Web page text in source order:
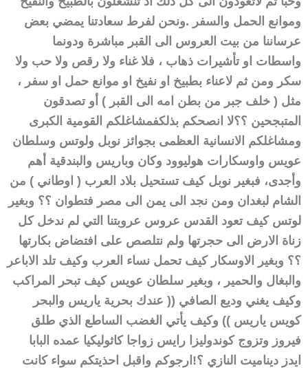
وموانع الحمل والسفر .ونحن لفرط سعادتنا يمضي بعض
عرساننا من بيت العروس الى القبر مباشرة ودونما
واسطات او تأشيرات ذهاب ، فلا غناء ولا رقص ولا حب ولا
سكر ومن ثم لاعناء بطبيخ او نفيخ او موانع حمل او سفر ،
مثل ( خلف جبر من بطن امه الى القبر ) أو تصدقون
المتبجحين ؟؟لا انصحكم بذلكفمشاغلكم القومية الكبرى
ومشاغلكم الانسانية العظمى بجوائز نوبل ولوتس وسلطان
عويس واوسكارات هوليوود وكان وباريس والبندقية أهم
وأجدى، فبغير نوبل كيف تستحيل بلاد العرب ( اوطاني ) من
الشام لبغدان ومن نجد الى يمن الى مصر فتطوان ؟؟ وبغير
لوتس كيف تعود القدس عروس عروبتنا التي لم ندخل كل
زناة الارض الى حجرتها ولم نتلصص على افتضاض بكارتها
؟؟ وبغير الاوسكار كيف تحمل نساء العرب وكيف تلد الاباعر
والبغال والحمير ، وبغير سلطان عويس كيف تبحر المراكب
وكيف يغني وديع الصافي (( عندك بحرية ياريس والبحر
كويس ياريس )) وكيف يأتي الغضب الساطع الذي طلق
فيروز وتزوج كوندوليزا رايس زواجا كاثوليكيا عمده البابا
ايدز ديناميت النازي ؟! ارجوكم واقبل احذيتكم سواء كانت